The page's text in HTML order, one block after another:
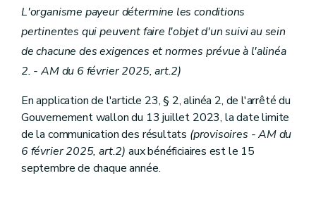
L'organisme payeur détermine les conditions
pertinentes qui peuvent faire l'objet d'un suivi au sein
de chacune des exigences et normes prévue à l'alinéa
2. - AM du 6 février 2025, art.2)
En application de l'article 23, § 2, alinéa 2, de l'arrêté du
Gouvernement wallon du 13 juillet 2023, la date limite
de la communication des résultats (provisoires - AM du
6 février 2025, art.2) aux bénéficiaires est le 15
septembre de chaque année.